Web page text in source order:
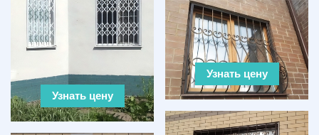
Узнать цену
Узнать цену